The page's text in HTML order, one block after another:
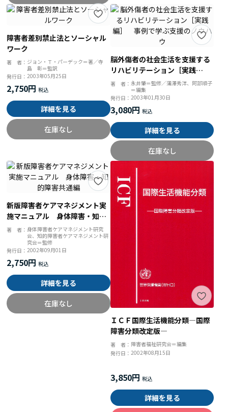
障害者差別禁止法とソーシャル
ワーク
著 者： ジョン・Ｔ・パーデック＝著／寺
島 彰＝監訳
発行日：2003年05月25日
2,750円
詳細を見る
在庫なし
脳外傷者の社会生活を支援する
リハビリテーション［実践
編］ 事例で学ぶ支援のノウハ
著 者： 永井肇＝監修／蒲澤秀洋、阿部順子
＝編集
発行日： 2003年01月30日
3,080円
詳細を見る
在庫なし
新版障害者ケアマネジメント実
施マニュアル 身体障害・知的
障害共通編
著 者：身体障害者ケアマネジメント研究
会、知的障害者ケアマネジメント研
究会＝監修
発行日：2002年09月01日
2,750円
詳細を見る
在庫なし
ＩＣＦ国際生活機能分類―国際
障害分類改定版―
著 者： 障害者福祉研究会＝編集
発行日： 2002年08月15日
3,850円
詳細を見る